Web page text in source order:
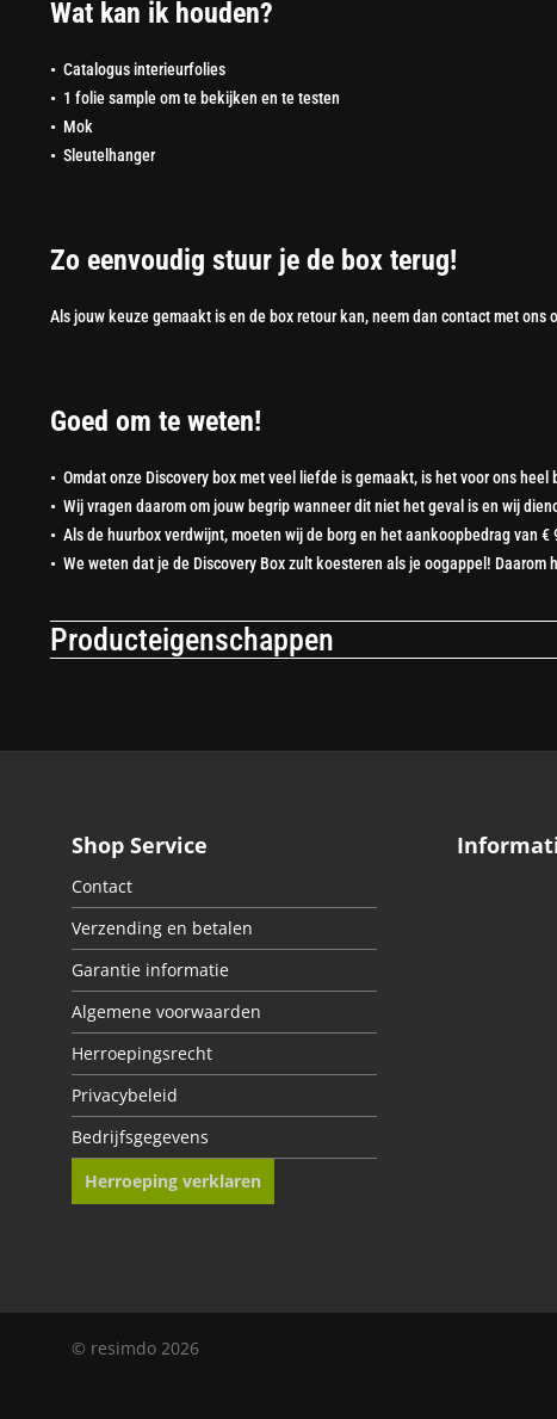
Wat kan ik houden?
• Catalogus interieurfolies
• 1 folie sample om te bekijken en te testen
• Mok
• Sleutelhanger
Zo eenvoudig stuur je de box terug!
Als jouw keuze gemaakt is en de box retour kan, neem dan contact met
Goed om te weten!
• Omdat onze Discovery box met veel liefde is gemaakt, is het voor ons
• Wij vragen daarom om jouw begrip wanneer dit niet het geval is en wij
• Als de huurbox verdwijnt, moeten wij de borg en het aankoopbedrag van €
• We weten dat je de Discovery Box zult koesteren als je oogappel!
Producteigenschappen
Shop Service
Contact
Verzending en betalen
Garantie informatie
Algemene voorwaarden
Herroepingsrecht
Privacybeleid
Bedrijfsgegevens
Herroeping verklaren
© resimdo 2026